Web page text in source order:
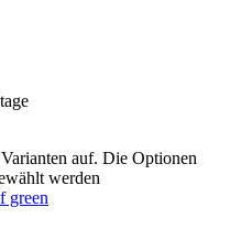
auf. Die Optionen
werden